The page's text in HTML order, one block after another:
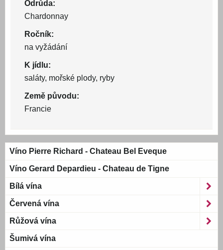
Odrůda:
Chardonnay
Ročník:
na vyžádání
K jídlu:
saláty, mořské plody, ryby
Země původu:
Francie
Víno Pierre Richard - Chateau Bel Eveque
Víno Gerard Depardieu - Chateau de Tigne
Bílá vína
Červená vína
Růžová vína
Šumivá vína